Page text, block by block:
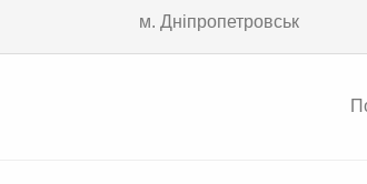
м. Дніпропетровськ